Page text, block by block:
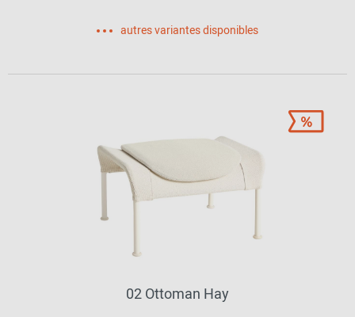
autres variantes disponibles
02 Ottoman Hay